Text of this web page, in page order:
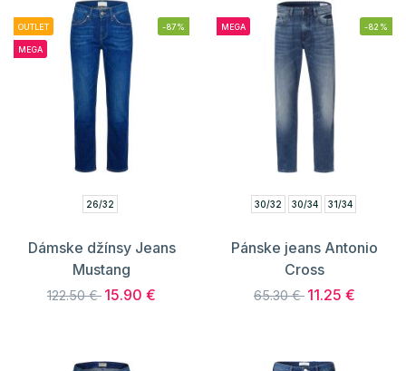
OUTLET
MEGA
-87%
26/32
Dámske džínsy Jeans
Mustang
122.50 € 15.90 €
MEGA -82%
30/32 30/34 31/34
Pánske jeans Antonio
Cross
65.30 € 11.25 €